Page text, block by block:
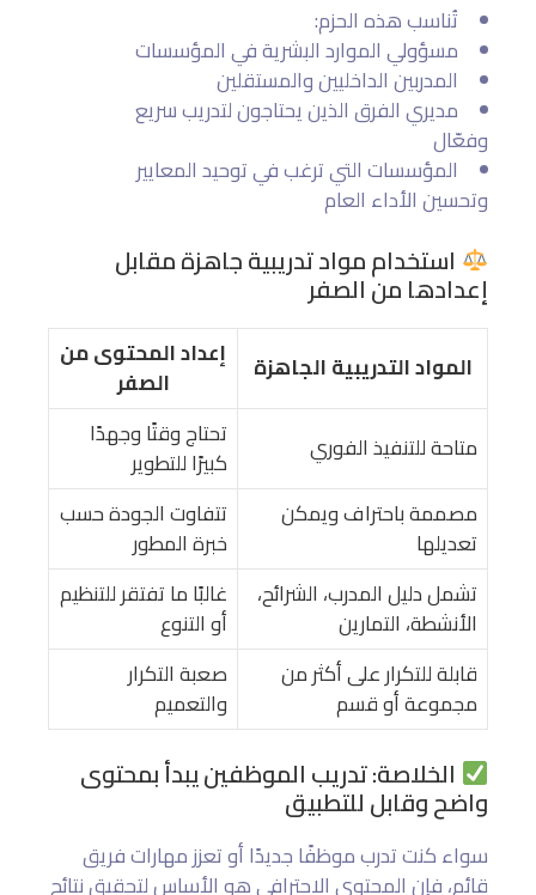
تُناسب هذه الحزم:
مسؤولي الموارد البشرية في المؤسسات
المدربين الداخليين والمستقلين
مديري الفرق الذين يحتاجون لتدريب سريع
وفعّال
المؤسسات التي ترغب في توحيد المعايير
وتحسين الأداء العام
استخدام مواد تدريبية جاهزة مقابل
إعدادها من الصفر
المواد التدريبية الجاهزة إعداد المحتوى من
الصفر
متاحة للتنفيذ الفوري
تحتاج وقتًا وجهدًا
كبيرًا للتطوير
مصممة باحتراف ويمكن
تعديلها
تتفاوت الجودة حسب
خبرة المطور
تشمل دليل المدرب، الشرائح،
الأنشطة، التمارين
غالبًا ما تفتقر للتنظيم
أو التنوع
قابلة للتكرار على أكثر من
مجموعة أو قسم
صعبة التكرار
والتعميم
الخلاصة: تدريب الموظفين يبدأ بمحتوى
واضح وقابل للتطبيق
سواء كنت تدرب موظفًا جديدًا أو تعزز مهارات فريق
قائم، فإن المحتوى الاحترافي هو الأساس لتحقيق نتائج